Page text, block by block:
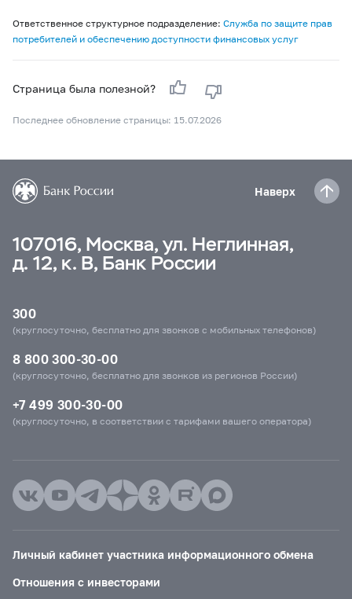
Ответственное структурное подразделение: Служба по защите прав
потребителей и обеспечению доступности финансовых услуг
Страница была полезной?
Последнее обновление страницы: 15.07.2026
Наверх
107016, Москва, ул. Неглинная,
д. 12, к. В, Банк России
300
(круглосуточно, бесплатно для звонков с мобильных телефонов)
8 800 300-30-00
(круглосуточно, бесплатно для звонков из регионов России)
+7 499 300-30-00
(круглосуточно, в соответствии с тарифами вашего оператора)
Личный кабинет участника информационного обмена
Отношения с инвесторами